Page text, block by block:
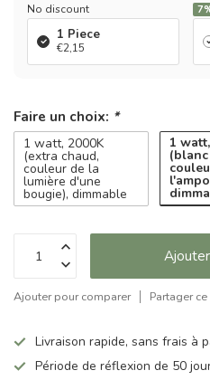
No discount
1 Piece
€2,15
Faire un choix: *
1 watt, 2000K
(extra chaud,
couleur de la
lumière d'une
bougie), dimmable
1
Ajouter pour comparer Partager
Livraison rapide, sans frais à
Période de réflexion de 50